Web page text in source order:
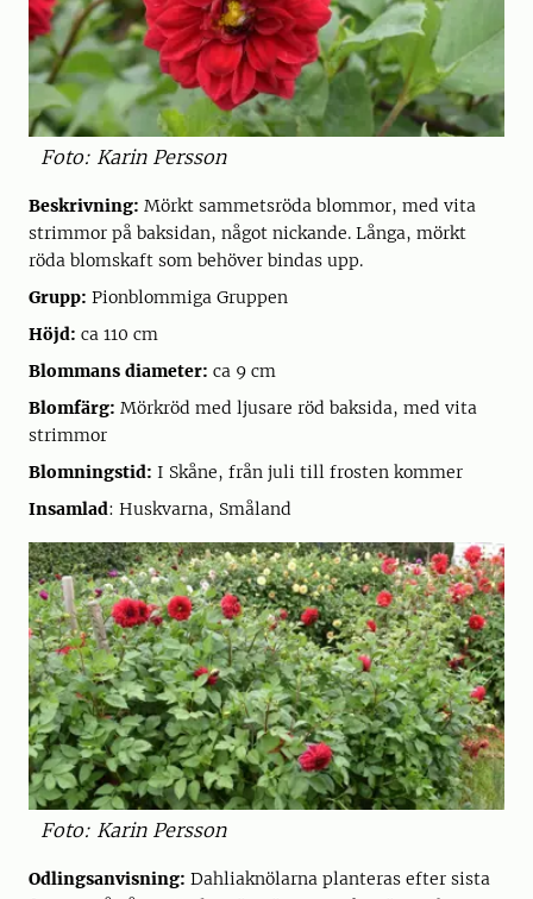
Foto: Karin Persson
Beskrivning: Mörkt sammetsröda blommor, med vita
strimmor på baksidan, något nickande. Långa, mörkt
röda blomskaft som behöver bindas upp.
Grupp: Pionblommiga Gruppen
Höjd: ca 110 cm
Blommans diameter: ca 9 cm
Blomfärg: Mörkröd med ljusare röd baksida, med vita
strimmor
Blomningstid: I Skåne, från juli till frosten kommer
Insamlad: Huskvarna, Småland
Foto: Karin Persson
Odlingsanvisning: Dahliaknölarna planteras efter sista